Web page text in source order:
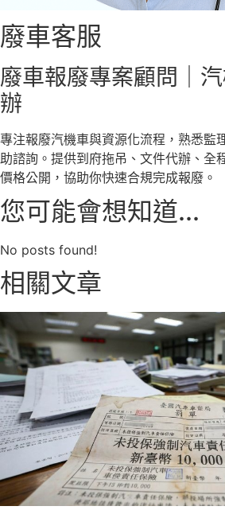
廢車客服
廢車報廢專案顧問｜
辦
專注報廢汽機車與資源化流程，熟悉監
助諮詢。提供到府拖吊、文件代辦、全
價格公開，協助你快速合規完成報廢。
您可能會想知道...
No posts found!
相關文章